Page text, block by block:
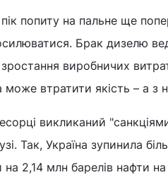
попиту на пальне ще
Брак дизелю
виробничих
втратити якість – а з
викликаний
Так, Україна зупинила
2,14 млн барелів нафти